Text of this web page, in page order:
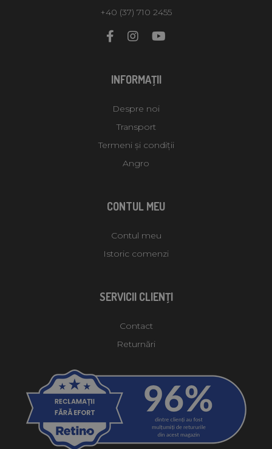
+40 (37) 710 2455
INFORMAŢII
Despre noi
Transport
Termeni și condiții
Angro
CONTUL MEU
Contul meu
Istoric comenzi
SERVICII CLIENŢI
Contact
Returnări